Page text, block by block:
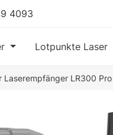
4093
Lotpunkte Laser
Laserempfänger LR300 Pro